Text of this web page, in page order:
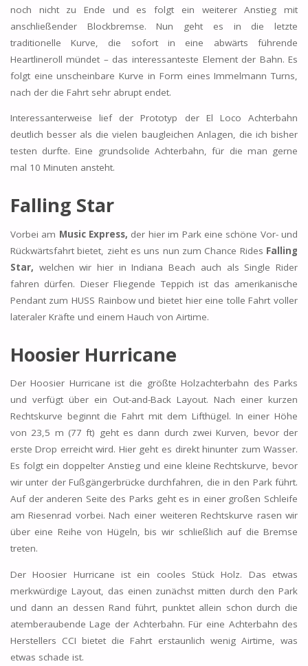
noch nicht zu Ende und es folgt ein weiterer Anstieg mit
anschließender Blockbremse. Nun geht es in die letzte
traditionelle Kurve, die sofort in eine abwärts führende
Heartlineroll mündet – das interessanteste Element der Bahn. Es
folgt eine unscheinbare Kurve in Form eines Immelmann Turns,
nach der die Fahrt sehr abrupt endet.
Interessanterweise lief der Prototyp der El Loco Achterbahn
deutlich besser als die vielen baugleichen Anlagen, die ich bisher
testen durfte. Eine grundsolide Achterbahn, für die man gerne
mal 10 Minuten ansteht.
Falling Star
Vorbei am Music Express, der hier im Park eine schöne Vor- und
Rückwärtsfahrt bietet, zieht es uns nun zum Chance Rides Falling
Star, welchen wir hier in Indiana Beach auch als Single Rider
fahren dürfen. Dieser Fliegende Teppich ist das amerikanische
Pendant zum HUSS Rainbow und bietet hier eine tolle Fahrt voller
lateraler Kräfte und einem Hauch von Airtime.
Hoosier Hurricane
Der Hoosier Hurricane ist die größte Holzachterbahn des Parks
und verfügt über ein Out-and-Back Layout. Nach einer kurzen
Rechtskurve beginnt die Fahrt mit dem Lifthügel. In einer Höhe
von 23,5 m (77 ft) geht es dann durch zwei Kurven, bevor der
erste Drop erreicht wird. Hier geht es direkt hinunter zum Wasser.
Es folgt ein doppelter Anstieg und eine kleine Rechtskurve, bevor
wir unter der Fußgängerbrücke durchfahren, die in den Park führt.
Auf der anderen Seite des Parks geht es in einer großen Schleife
am Riesenrad vorbei. Nach einer weiteren Rechtskurve rasen wir
über eine Reihe von Hügeln, bis wir schließlich auf die Bremse
treten.
Der Hoosier Hurricane ist ein cooles Stück Holz. Das etwas
merkwürdige Layout, das einen zunächst mitten durch den Park
und dann an dessen Rand führt, punktet allein schon durch die
atemberaubende Lage der Achterbahn. Für eine Achterbahn des
Herstellers CCI bietet die Fahrt erstaunlich wenig Airtime, was
etwas schade ist.